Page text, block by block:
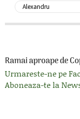
Ramai aproape de
Urmareste-ne pe
Aboneaza-te la